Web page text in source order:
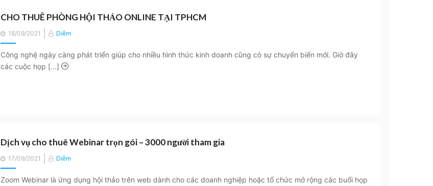
CHO THUÊ PHÒNG HỘI THẢO ONLINE TẠI TPHCM
Posted
on
18/09/2021 Diễm
Công nghệ ngày càng phát triển giúp cho nhiều hình thức kinh doanh cũng có sự chuyển biến mới. Giờ đây
các cuộc họp [...]
Dịch vụ cho thuê Webinar trọn gói – 3000 người tham gia
Posted
on
17/09/2021 Diễm
Zoom Webinar là ứng dụng hội thảo trên web dành cho các doanh nghiệp hoặc tổ chức mở rộng các buổi họp